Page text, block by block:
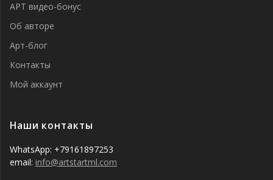
АРТ видео-бонус
Об авторе
Арт-блог
Контакты
Мой аккаунт
Наши контакты
WhatsApp: +79161897253
email: info@artstartml.com